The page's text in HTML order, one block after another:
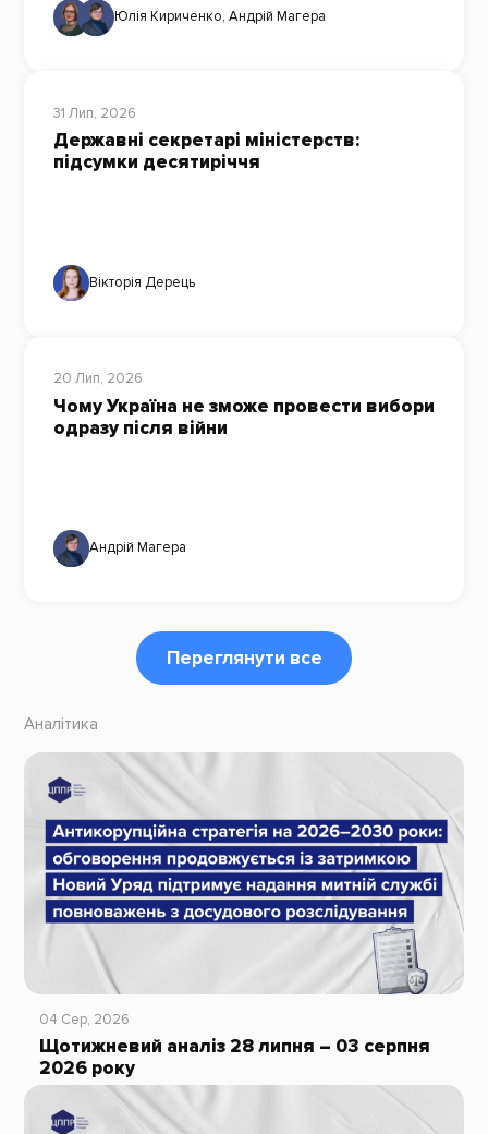
Юлія Кириченко, Андрій Магера
31 Лип, 2026
Державні секретарі міністерств:
підсумки десятиріччя
Вікторія Дерець
20 Лип, 2026
Чому Україна не зможе провести вибори
одразу після війни
Андрій Магера
Переглянути все
Аналітика
04 Сер, 2026
Щотижневий аналіз 28 липня – 03 серпня
2026 року